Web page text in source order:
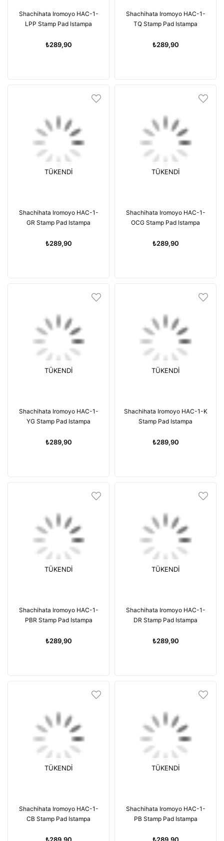
Shachihata Iromoyo HAC-1-
LPP Stamp Pad Istampa
₺289,90
Shachihata Iromoyo HAC-1-
TQ Stamp Pad Istampa
₺289,90
TÜKENDI
Shachihata Iromoyo HAC-1-
GR Stamp Pad Istampa
₺289,90
TÜKENDI
Shachihata Iromoyo HAC-1-
OCG Stamp Pad Istampa
₺289,90
TÜKENDI
Shachihata Iromoyo HAC-1-
YG Stamp Pad Istampa
₺289,90
TÜKENDI
Shachihata Iromoyo HAC-1-K
Stamp Pad Istampa
₺289,90
TÜKENDI
Shachihata Iromoyo HAC-1-
PBR Stamp Pad Istampa
₺289,90
TÜKENDI
Shachihata Iromoyo HAC-1-
DR Stamp Pad Istampa
₺289,90
TÜKENDI
Shachihata Iromoyo HAC-1-
CB Stamp Pad Istampa
₺289,90
TÜKENDI
Shachihata Iromoyo HAC-1-
PB Stamp Pad Istampa
₺289,90